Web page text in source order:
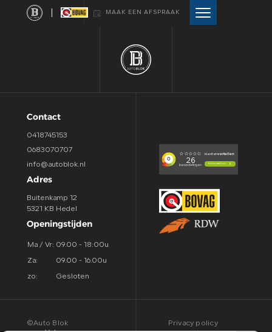
MAAK EEN AFSPRAAK
HOME
VERKOCHT
WEBSHOP
OVER ONS
Contact
0418745153
0683070707
info@autoblok.nl
Adres
Buitenkamp 12
5321 KB Hedel
Openingstijden
Ma / Vr: 09.00 - 18:00u
Za: 09.00 - 16.00u
zo: Gesloten
©Auto Blok
Privacy policy